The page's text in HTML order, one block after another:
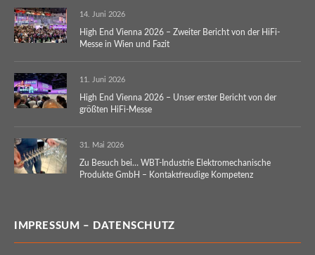
14. Juni 2026
High End Vienna 2026 – Zweiter Bericht von der HiFi-
Messe in Wien und Fazit
11. Juni 2026
High End Vienna 2026 – Unser erster Bericht von der
größten HiFi-Messe
31. Mai 2026
Zu Besuch bei… WBT-Industrie Elektromechanische
Produkte GmbH – Kontaktfreudige Kompetenz
IMPRESSUM – DATENSCHUTZ